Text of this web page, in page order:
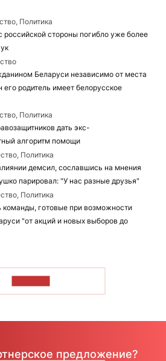
Политика
российской стороны погибло уже более
Беларуси независимо от места
его родитель имеет белорусское
Политика
дать экс-
алгоритм помощи
Политика
демсил, сославшись на мнения
парировал: "У нас разные друзья"
Политика
готовые при возможности
"от акций и новых выборов до
предложение?